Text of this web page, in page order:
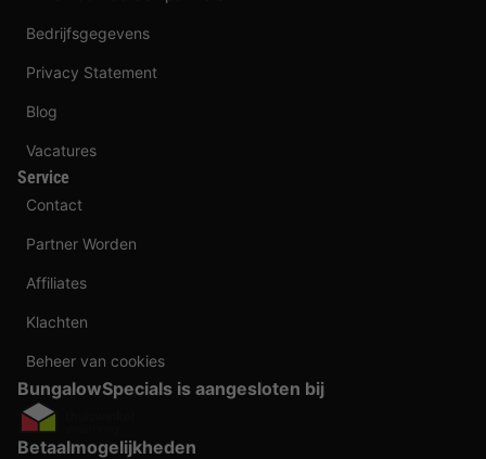
Bedrijfsgegevens
Privacy Statement
Blog
Vacatures
Service
Contact
Partner Worden
Affiliates
Klachten
Beheer van cookies
BungalowSpecials is aangesloten bij
Betaalmogelijkheden